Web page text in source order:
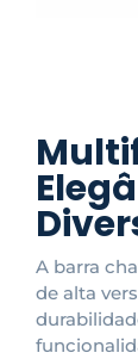
A barra
de alta